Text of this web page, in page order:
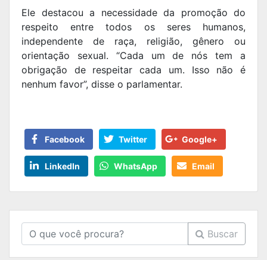
Ele destacou a necessidade da promoção do
respeito entre todos os seres humanos,
independente de raça, religião, gênero ou
orientação sexual. “Cada um de nós tem a
obrigação de respeitar cada um. Isso não é
nenhum favor”, disse o parlamentar.
Facebook Twitter Google+
LinkedIn WhatsApp Email
Buscar